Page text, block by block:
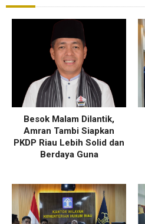
Besok Malam Dilantik,
Amran Tambi Siapkan
PKDP Riau Lebih Solid dan
Berdaya Guna